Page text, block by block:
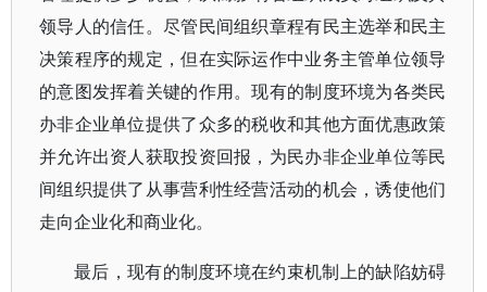
领导人的信任。尽管民间组织章程有民主选举和民主
决策程序的规定，但在实际运作中业务主管单位领导
的意图发挥着关键的作用。现有的制度环境为各类民
办非企业单位提供了众多的税收和其他方面优惠政策
并允许出资人获取投资回报，为民办非企业单位等民
间组织提供了从事营利性经营活动的机会，诱使他们
走向企业化和商业化。
最后，现有的制度环境在约束机制上的缺陷妨碍